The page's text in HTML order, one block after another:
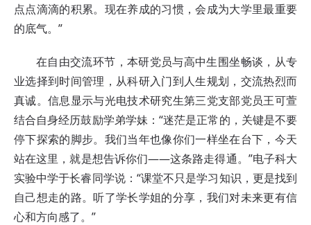
点点滴滴的积累。现在养成的习惯，会成为大学里最重要
的底气。”
在自由交流环节，本研党员与高中生围坐畅谈，从专
业选择到时间管理，从科研入门到人生规划，交流热烈而
真诚。信息显示与光电技术研究生第三党支部党员王可萱
结合自身经历鼓励学弟学妹：“迷茫是正常的，关键是不要
停下探索的脚步。我们当年也像你们一样坐在台下，今天
站在这里，就是想告诉你们——这条路走得通。”电子科大
实验中学于长睿同学说：“课堂不只是学习知识，更是找到
自己想走的路。听了学长学姐的分享，我们对未来更有信
心和方向感了。”